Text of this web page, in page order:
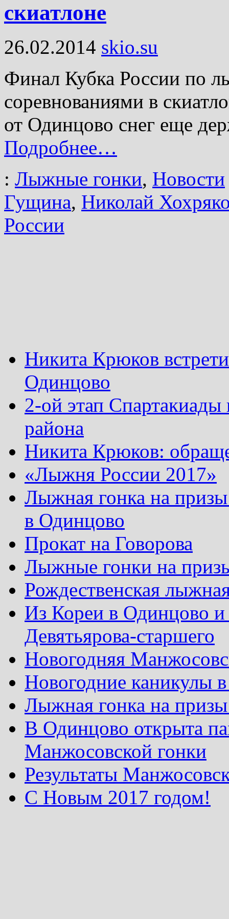
скиатлоне
26.02.2014 skio.su
Финал Кубка России по
соревнованиями в
от Одинцово снег еще
Подробнее…
: Лыжные гонки, Новости
Гущина, Николай
России
Никита Крюков
Одинцово
2-ой этап
района
Никита Крюков:
«Лыжня России 2017»
Лыжная гонка на
в Одинцово
Прокат на Говорова
Лыжные гонки на
Рождественская
Из Кореи в Одинцово
Девятьярова-старшего
Новогодняя
Новогодние каникулы
Лыжная гонка на
В Одинцово открыта
Манжосовской гонки
Результаты
С Новым 2017 годом!